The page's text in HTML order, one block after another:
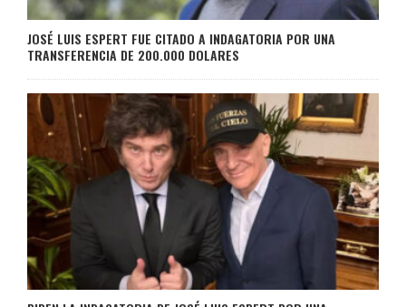
JOSÉ LUIS ESPERT FUE CITADO A INDAGATORIA POR UNA
TRANSFERENCIA DE 200.000 DOLARES